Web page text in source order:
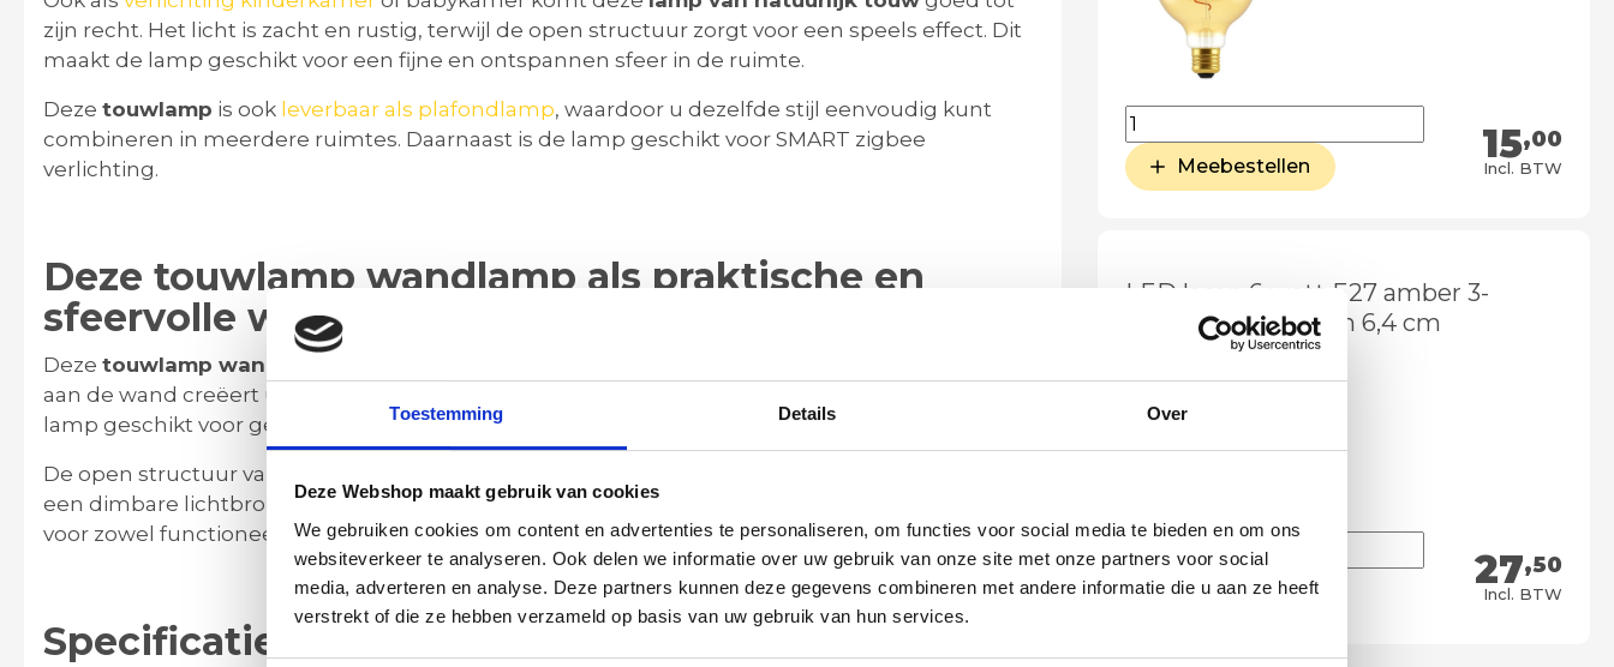
Toestemming Details Over
Deze Webshop maakt gebruik van cookies
We gebruiken cookies om content en advertenties te personaliseren, om functies voor social media te bieden en om ons
websiteverkeer te analyseren. Ook delen we informatie over uw gebruik van onze site met onze partners voor social
media, adverteren en analyse. Deze partners kunnen deze gegevens combineren met andere informatie die u aan ze heeft
verstrekt of die ze hebben verzameld op basis van uw gebruik van hun services.
zijn recht. Het licht is zacht en rustig, terwijl de open structuur zorgt voor een speels effect. Dit
maakt de lamp geschikt voor een fijne en ontspannen sfeer in de ruimte.
Deze touwlamp is ook leverbaar als plafondlamp, waardoor u dezelfde stijl eenvoudig kunt
combineren in meerdere ruimtes. Daarnaast is de lamp geschikt voor SMART zigbee
verlichting.
Deze touwlamp wandlamp als praktische en
sfeervolle wandverlichting
Deze touwlamp wandlamp
aan de wand creëert u gericht licht zonder dat de lamp veel ruimte inneemt. Dit maakt de
lamp geschikt voor gebruik naast een bank, bed of in een gang.
De open structuur van het touw zorgt voor een warm en diffuus lichteffect. In combinatie met
een dimbare lichtbron stemt u de lichtsterkte eenvoudig af. Zo is deze
voor zowel functioneel licht als extra sfeer in de avond.
Specificaties van deze wandlamp
15,00
Incl. BTW
Meebestellen
LED lamp 6 watt E27 amber 3-
standen 260 lumen 6,4 cm
27,50
Incl. BTW
Meebestellen